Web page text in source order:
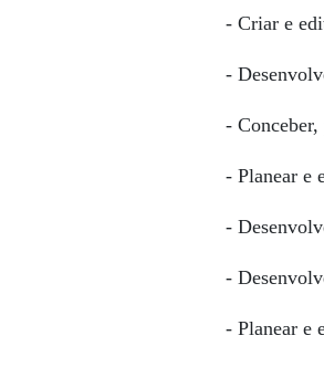
- Criar e
-
-
- Planear e
-
-
- Planear e